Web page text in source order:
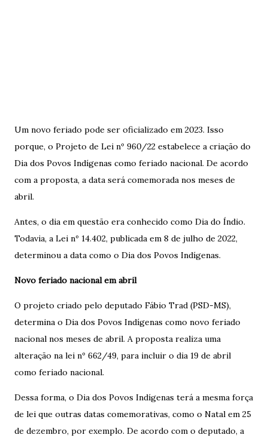
Um novo feriado pode ser oficializado em 2023. Isso
porque, o Projeto de Lei nº 960/22 estabelece a criação do
Dia dos Povos Indígenas como feriado nacional. De acordo
com a proposta, a data será comemorada nos meses de
abril.
Antes, o dia em questão era conhecido como Dia do Índio.
Todavia, a Lei nº 14.402, publicada em 8 de julho de 2022,
determinou a data como o Dia dos Povos Indígenas.
Novo feriado nacional em abril
O projeto criado pelo deputado Fábio Trad (PSD-MS),
determina o Dia dos Povos Indígenas como novo feriado
nacional nos meses de abril. A proposta realiza uma
alteração na lei nº 662/49, para incluir o dia 19 de abril
como feriado nacional.
Dessa forma, o Dia dos Povos Indígenas terá a mesma força
de lei que outras datas comemorativas, como o Natal em 25
de dezembro, por exemplo. De acordo com o deputado, a